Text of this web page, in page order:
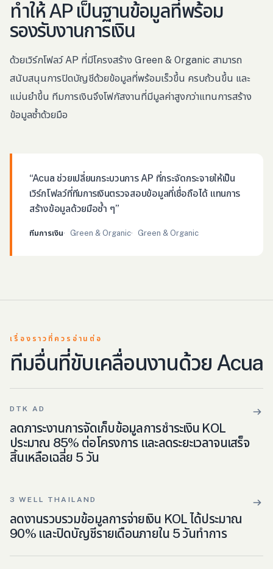
ทำให้ AP เป็นฐานข้อมูลที่พร้อม
รองรับงานการเงิน
ด้วยเวิร์กโฟลว์ AP ที่มีโครงสร้าง Green & Organic สามารถ
สนับสนุนการปิดบัญชีด้วยข้อมูลที่พร้อมเร็วขึ้น ครบถ้วนขึ้น และ
แม่นยำขึ้น ทีมการเงินจึงโฟกัสงานที่มีมูลค่าสูงกว่าแทนการสร้าง
ข้อมูลซ้ำด้วยมือ
“Acua ช่วยเปลี่ยนกระบวนการ AP ที่กระจัดกระจายให้เป็น
เวิร์กโฟลว์ที่ทีมการเงินตรวจสอบข้อมูลที่เชื่อถือได้ แทนการ
สร้างข้อมูลด้วยมือซ้ำ ๆ”
ทีมการเงิน Green & Organic Green & Organic
เรื่องราวที่ควรอ่านต่อ
ทีมอื่นที่ขับเคลื่อนงานด้วย Acua
DTK AD
ลดภาระงานการจัดเก็บข้อมูลการชำระเงิน KOL
ประมาณ 85% ต่อโครงการ และลดระยะเวลาจนเสร็จ
สิ้นเหลือเฉลี่ย 5 วัน
3 WELL THAILAND
ลดงานรวบรวมข้อมูลการจ่ายเงิน KOL ได้ประมาณ
90% และปิดบัญชีรายเดือนภายใน 5 วันทำการ